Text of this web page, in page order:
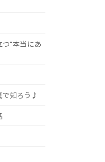
“本当にあ
で知ろう♪